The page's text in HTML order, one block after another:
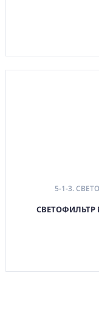
5-1-3.
СВЕТОФИЛЬТР